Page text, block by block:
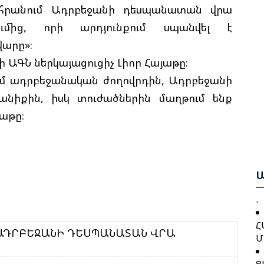
Ադրբեջանի դեսպանատան վրա
որի արդյունքում սպանվել է
ԱԳՆ ներկայացուցիչ Լիոր Հայաթը։
ադրբեջանական ժողովրդին, Ադրբեջանի
իսկ տուժածներին մաղթում ենք
ԴԵՍՊԱՆԱՏԱՆ ՎՐԱ